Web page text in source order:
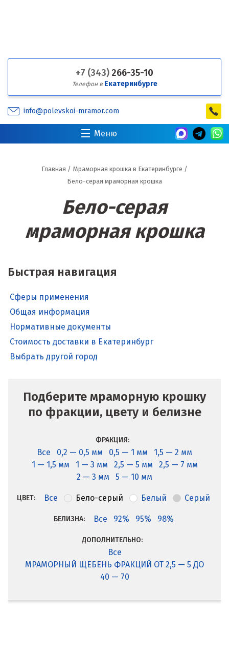
+7 (343) 266-35-10
Телефон в Екатеринбурге
info@polevskoi-mramor.com
Меню
Главная / Мраморная крошка в Екатеринбурге /
Бело-серая мраморная крошка
Бело-серая
мраморная крошка
Быстрая навигация
Сферы применения
Общая информация
Нормативные документы
Стоимость доставки в Екатеринбург
Выбрать другой город
Подберите мраморную крошку
по фракции, цвету и белизне
ФРАКЦИЯ:
Все 0,2 — 0,5 мм 0,5 — 1 мм
1,5 — 2 мм
1 — 1,5 мм
1 — 3 мм 2,5 — 5 мм
2,5 — 7 мм
2 — 3 мм
5 — 10 мм
ЦВЕТ: Все Бело-серый Белый Серый
БЕЛИЗНА: Все 92% 95% 98%
ДОПОЛНИТЕЛЬНО:
Все
МРАМОРНЫЙ ЩЕБЕНЬ ФРАКЦИЙ ОТ 2,5 — 5 ДО
40 — 70